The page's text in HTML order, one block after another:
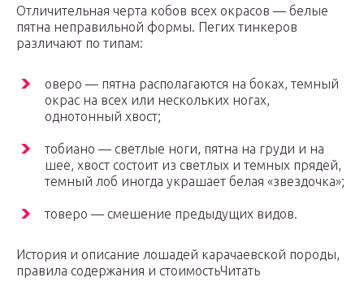
Отличительная черта кобов всех окрасов — белые
пятна неправильной формы. Пегих тинкеров
различают по типам:
оверо — пятна располагаются на боках, темный
окрас на всех или нескольких ногах,
однотонный хвост;
тобиано — светлые ноги, пятна на груди и на
шее, хвост состоит из светлых и темных прядей,
темный лоб иногда украшает белая «звездочка»;
товеро — смешение предыдущих видов.
История и описание лошадей карачаевской породы,
правила содержания и стоимостьЧитать